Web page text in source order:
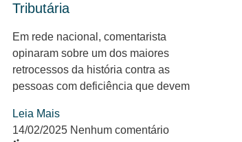
Tributária
Em rede nacional, comentarista
opinaram sobre um dos maiores
retrocessos da história contra as
pessoas com deficiência que devem
Leia Mais
14/02/2025 Nenhum comentário